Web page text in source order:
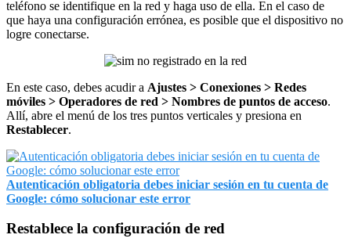
teléfono se identifique en la red y haga uso de ella. En el caso de
que haya una configuración errónea, es posible que el dispositivo no
logre conectarse.
En este caso, debes acudir a Ajustes > Conexiones > Redes
móviles > Operadores de red > Nombres de puntos de acceso.
Allí, abre el menú de los tres puntos verticales y presiona en
Restablecer.
Autenticación obligatoria debes iniciar sesión en tu cuenta de
Google: cómo solucionar este error
Restablece la configuración de red